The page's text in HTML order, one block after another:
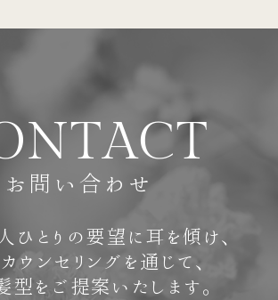
NTACT
お問い合わせ
ひとりの要望に耳を傾け、
ウンセリングを通じて、
型をご提案いたします。